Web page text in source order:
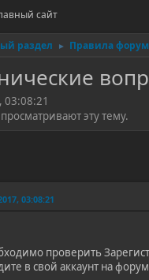
сайт
раздел ► Правила
03:08:21
эту тему.
03:08:21
проверить
в свой аккаунт на